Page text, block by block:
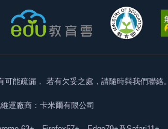
可能疏漏， 若有欠妥之處，請隨時與我們聯絡。
維運廠商：卡米爾有限公司